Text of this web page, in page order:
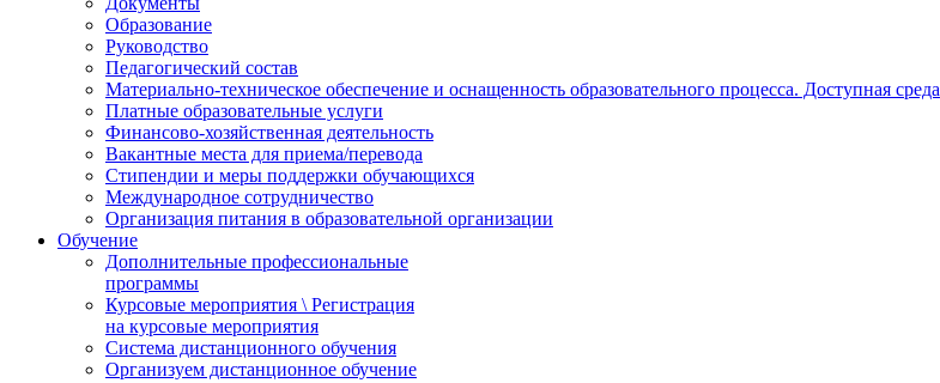
Образование
Руководство
Педагогический состав
Материально-техническое обеспечение и оснащенность образовательного процесса. Доступная среда
Платные образовательные услуги
Финансово-хозяйственная деятельность
Вакантные места для приема/перевода
Стипендии и меры поддержки обучающихся
Международное сотрудничество
Организация питания в образовательной организации
Обучение
Дополнительные профессиональные
программы
Курсовые мероприятия \ Регистрация
на курсовые мероприятия
Система дистанционного обучения
Организуем дистанционное обучение